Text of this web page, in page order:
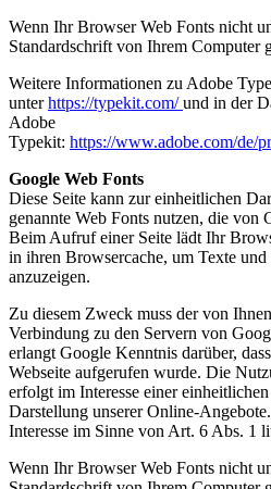
Wenn Ihr Browser Web Fonts nicht
Standardschrift von Ihrem Computer
Weitere Informationen zu Adobe
unterhttps://typekit.com/und in der
Adobe
Typekit: https://www.adobe.com/de/
Google Web Fonts
Diese Seite kann zur einheitlichen
genannte Web Fonts nutzen, die von
Beim Aufruf einer Seite lädt Ihr
in ihren Browsercache, um Texte
anzuzeigen.
Zu diesem Zweck muss der von
Verbindung zu den Servern von
erlangt Google Kenntnis darüber,
Webseite aufgerufen wurde. Die
erfolgt im Interesse einer
Darstellung unserer Online-
Interesse im Sinne von Art. 6 Abs. 1
Wenn Ihr Browser Web Fonts nicht